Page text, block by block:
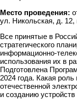
Место проведения:
ул. Никольская, д.
Все принятые в
стратегического
информационно-
использования их в
Подготовлена
2024 года. Какая
отечественной
и созданию